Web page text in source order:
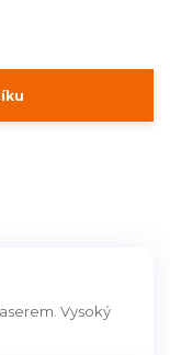
Vysoký